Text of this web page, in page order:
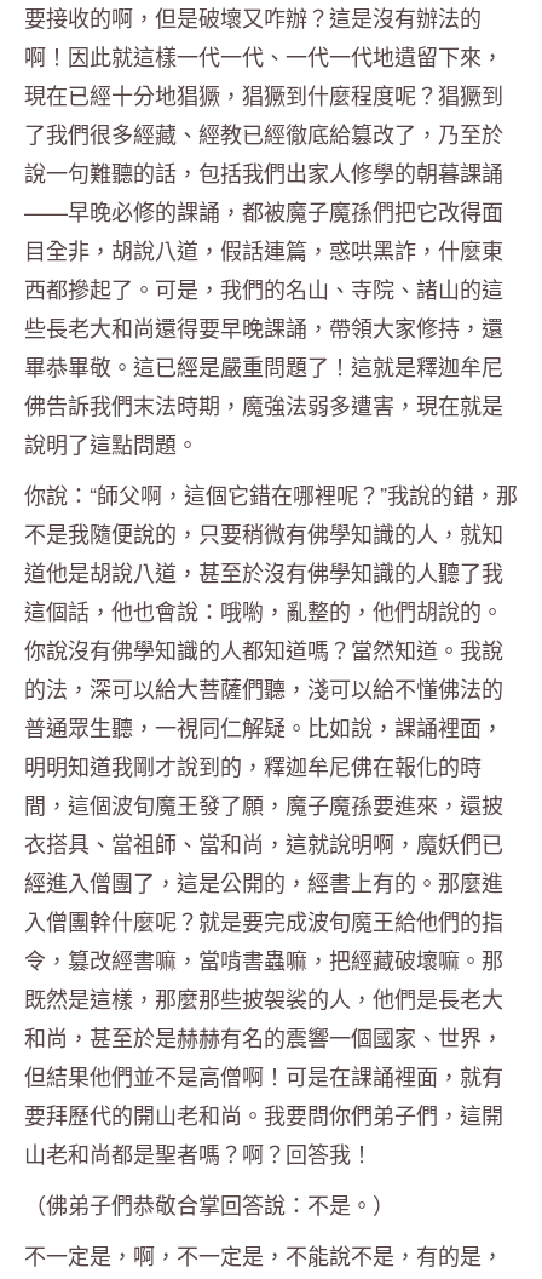
要接收的啊，但是破壞又咋辦？這是沒有辦法的
啊！因此就這樣一代一代、一代一代地遺留下來，
現在已經十分地猖獗，猖獗到什麼程度呢？猖獗到
了我們很多經藏、經教已經徹底給篡改了，乃至於
說一句難聽的話，包括我們出家人修學的朝暮課誦
——早晚必修的課誦，都被魔子魔孫們把它改得面
目全非，胡說八道，假話連篇，惑哄黑詐，什麼東
西都摻起了。可是，我們的名山、寺院、諸山的這
些長老大和尚還得要早晚課誦，帶領大家修持，還
畢恭畢敬。這已經是嚴重問題了！這就是釋迦牟尼
佛告訴我們末法時期，魔強法弱多遭害，現在就是
說明了這點問題。
你說：“師父啊，這個它錯在哪裡呢？”我說的錯，那
不是我隨便說的，只要稍微有佛學知識的人，就知
道他是胡說八道，甚至於沒有佛學知識的人聽了我
這個話，他也會說：哦喲，亂整的，他們胡說的。
你說沒有佛學知識的人都知道嗎？當然知道。我說
的法，深可以給大菩薩們聽，淺可以給不懂佛法的
普通眾生聽，一視同仁解疑。比如說，課誦裡面，
明明知道我剛才說到的，釋迦牟尼佛在報化的時
間，這個波旬魔王發了願，魔子魔孫要進來，還披
衣搭具、當祖師、當和尚，這就說明啊，魔妖們已
經進入僧團了，這是公開的，經書上有的。那麼進
入僧團幹什麼呢？就是要完成波旬魔王給他們的指
令，篡改經書嘛，當啃書蟲嘛，把經藏破壞嘛。那
既然是這樣，那麼那些披袈裟的人，他們是長老大
和尚，甚至於是赫赫有名的震響一個國家、世界，
但結果他們並不是高僧啊！可是在課誦裡面，就有
要拜歷代的開山老和尚。我要問你們弟子們，這開
山老和尚都是聖者嗎？啊？回答我！
（佛弟子們恭敬合掌回答說：不是。）
不一定是，啊，不一定是，不能說不是，有的是，